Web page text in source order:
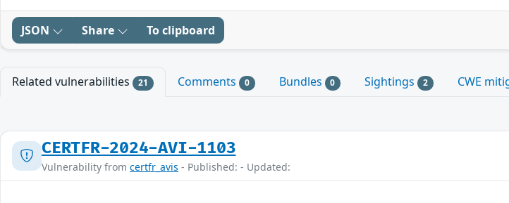
JSON Share To clipboard
Related vulnerabilities 21 Comments 0 Bundles 0 Sightings 2 CWE
CERTFR-2024-AVI-1103
Vulnerability from certfr_avis - Published: - Updated: